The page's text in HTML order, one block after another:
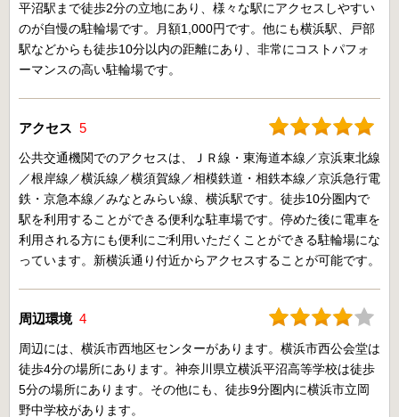
平沼駅まで徒歩2分の立地にあり、様々な駅にアクセスしやすい
のが自慢の駐輪場です。月額1,000円です。他にも横浜駅、戸部
駅などからも徒歩10分以内の距離にあり、非常にコストパフォ
ーマンスの高い駐輪場です。
アクセス 5
公共交通機関でのアクセスは、ＪＲ線・東海道本線／京浜東北線
／根岸線／横浜線／横須賀線／相模鉄道・相鉄本線／京浜急行電
鉄・京急本線／みなとみらい線、横浜駅です。徒歩10分圏内で
駅を利用することができる便利な駐車場です。停めた後に電車を
利用される方にも便利にご利用いただくことができる駐輪場にな
っています。新横浜通り付近からアクセスすることが可能です。
周辺環境 4
周辺には、横浜市西地区センターがあります。横浜市西公会堂は
徒歩4分の場所にあります。神奈川県立横浜平沼高等学校は徒歩
5分の場所にあります。その他にも、徒歩9分圏内に横浜市立岡
野中学校があります。